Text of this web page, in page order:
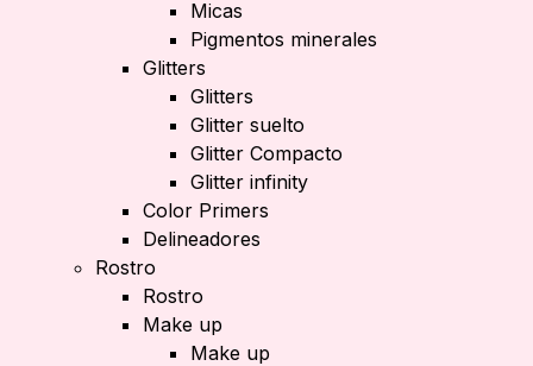
Micas
Pigmentos minerales
Glitters
Glitters
Glitter suelto
Glitter Compacto
Glitter infinity
Color Primers
Delineadores
Rostro
Rostro
Make up
Make up